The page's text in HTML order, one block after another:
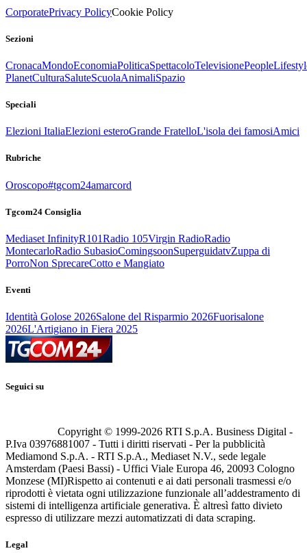
CorporatePrivacy PolicyCookie Policy
Sezioni
CronacaMondoEconomiaPoliticaSpettacoloTelevisionePeople
PlanetCulturaSaluteScuolaAnimaliSpazio
Speciali
Elezioni ItaliaElezioni esteroGrande FratelloL'isola dei famosiAmici
Rubriche
Oroscopo#tgcom24amarcord
Tgcom24 Consiglia
Mediaset InfinityR101Radio 105Virgin RadioRadio
MontecarloRadio SubasioComingsoonSuperguidatvZuppa di
PorroNon SprecareCotto e Mangiato
Eventi
Identità Golose 2026Salone del Risparmio 2026Fuorisalone
2026L'Artigiano in Fiera 2025
Seguici su
Copyright © 1999-2026 RTI S.p.A. Business Digital -
P.Iva 03976881007 - Tutti i diritti riservati - Per la pubblicità
Mediamond S.p.A. - RTI S.p.A., Mediaset N.V., sede legale
Amsterdam (Paesi Bassi) - Uffici Viale Europa 46, 20093 Cologno
Monzese (MI)Rispetto ai contenuti e ai dati personali trasmessi e/o
riprodotti è vietata ogni utilizzazione funzionale all’addestramento di
sistemi di intelligenza artificiale generativa. È altresì fatto divieto
espresso di utilizzare mezzi automatizzati di data scraping.
Legal